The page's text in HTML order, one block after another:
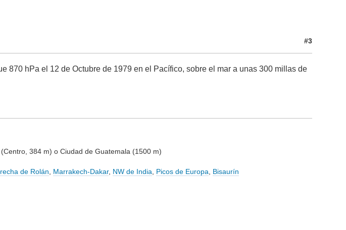
#3
870 hPa el 12 de Octubre de 1979 en el Pacífico, sobre el mar a unas 300 millas de
384 m) o Ciudad de Guatemala (1500 m)
de Rolán Marrakech-Dakar, NW de India Picos de Europa Bisaurín